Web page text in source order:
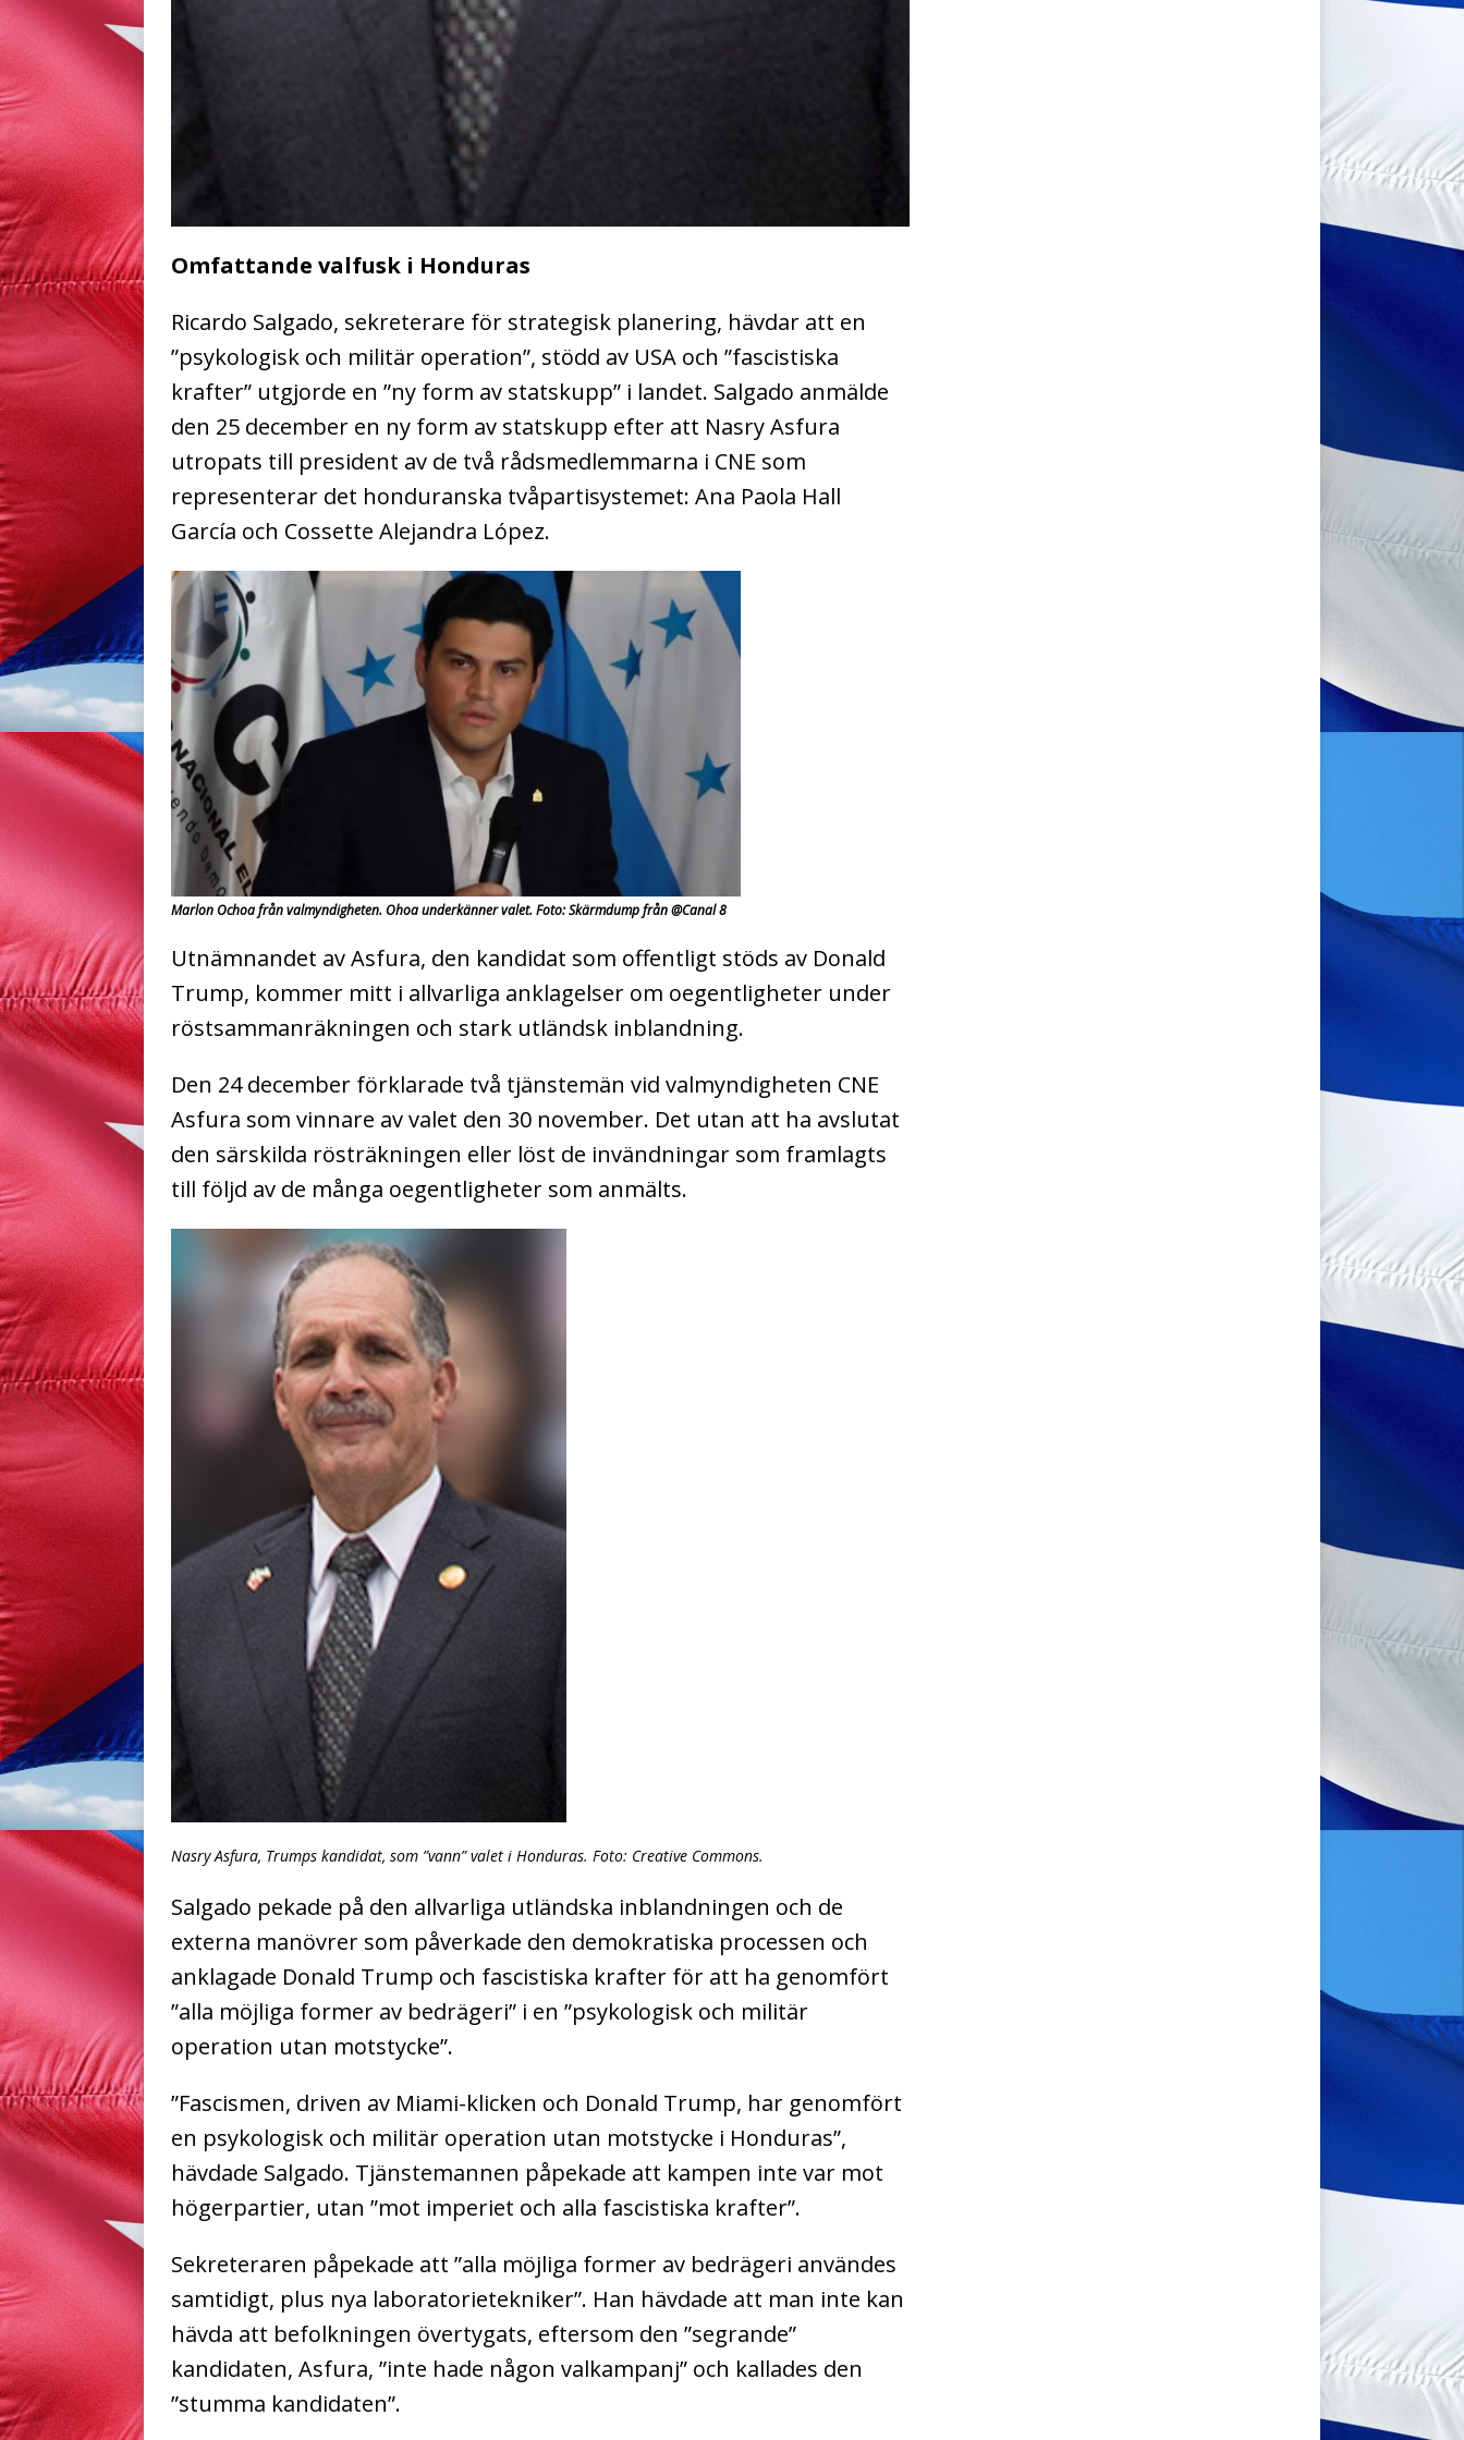
Omfattande valfusk i Honduras
Ricardo Salgado, sekreterare för strategisk planering, hävdar att en
”psykologisk och militär operation”, stödd av USA och ”fascistiska
krafter” utgjorde en ”ny form av statskupp” i landet. Salgado anmälde
den 25 december en ny form av statskupp efter att Nasry Asfura
utropats till president av de två rådsmedlemmarna i CNE som
representerar det honduranska tvåpartisystemet: Ana Paola Hall
García och Cossette Alejandra López.
Marlon Ochoa från valmyndigheten. Ohoa underkänner valet. Foto: Skärmdump från @Canal 8
Utnämnandet av Asfura, den kandidat som offentligt stöds av Donald
Trump, kommer mitt i allvarliga anklagelser om oegentligheter under
röstsammanräkningen och stark utländsk inblandning.
Den 24 december förklarade två tjänstemän vid valmyndigheten CNE
Asfura som vinnare av valet den 30 november. Det utan att ha avslutat
den särskilda rösträkningen eller löst de invändningar som framlagts
till följd av de många oegentligheter som anmälts.
Nasry Asfura, Trumps kandidat, som ”vann” valet i Honduras. Foto: Creative Commons.
Salgado pekade på den allvarliga utländska inblandningen och de
externa manövrer som påverkade den demokratiska processen och
anklagade Donald Trump och fascistiska krafter för att ha genomfört
”alla möjliga former av bedrägeri” i en ”psykologisk och militär
operation utan motstycke”.
”Fascismen, driven av Miami-klicken och Donald Trump, har genomfört
en psykologisk och militär operation utan motstycke i Honduras”,
hävdade Salgado. Tjänstemannen påpekade att kampen inte var mot
högerpartier, utan ”mot imperiet och alla fascistiska krafter”.
Sekreteraren påpekade att ”alla möjliga former av bedrägeri användes
samtidigt, plus nya laboratorietekniker”. Han hävdade att man inte kan
hävda att befolkningen övertygats, eftersom den ”segrande”
kandidaten, Asfura, ”inte hade någon valkampanj” och kallades den
”stumma kandidaten”.